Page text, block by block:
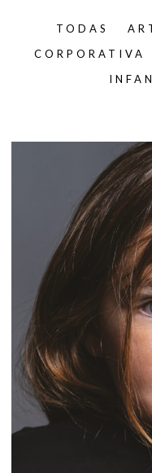
TODAS
CORPORATIVA